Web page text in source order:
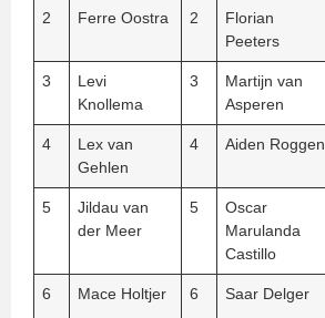
2 Ferre Oostra 2
Florian
Peeters
3
Levi
Knollema
3
Martijn van
Asperen
4
Lex van
Gehlen
4 Aiden Roggen
5
Jildau van
der Meer
5
Oscar
Marulanda
Castillo
6 Mace Holtjer 6 Saar Delger